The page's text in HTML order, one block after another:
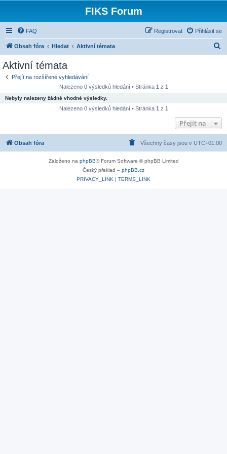
FIKS Forum
FAQ Přihlásit se
Registrovat
Obsah fóra Hledat Aktivní témata
Aktivní témata
Přejít na rozšířené vyhledávání
Nalezeno 0 výsledků hledání • Stránka 1 z 1
Nebyly nalezeny žádné vhodné výsledky.
Nalezeno 0 výsledků hledání • Stránka 1 z 1
Přejít na
Obsah fóra Všechny časy jsou v UTC+01:00
Založeno na phpBB® Forum Software © phpBB Limited
Český překlad – phpBB.cz
PRIVACY_LINK | TERMS_LINK